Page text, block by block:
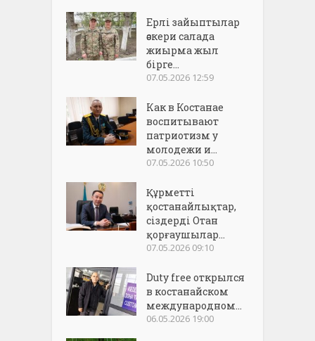
Ерлі зайыптылар
әскери салада
жиырма жыл
бірге...
07.05.2026 12:59
Как в Костанае
воспитывают
патриотизм у
молодежи и...
07.05.2026 10:50
Құрметті
қостанайлықтар,
сіздерді Отан
қорғаушылар...
07.05.2026 09:10
Duty free открылся
в костанайском
международном...
06.05.2026 19:00